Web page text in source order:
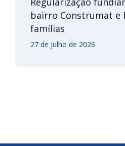
bairro Construmat e
famílias
27 de julho de 2026